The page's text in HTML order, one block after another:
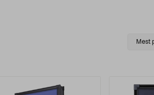
Select
Mest